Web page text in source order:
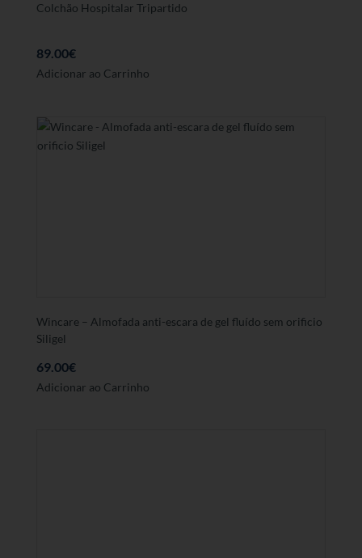
Colchão Hospitalar Tripartido
89.00€
Adicionar ao Carrinho
Wincare – Almofada anti-escara de gel fluído sem orificio
Siligel
69.00€
Adicionar ao Carrinho